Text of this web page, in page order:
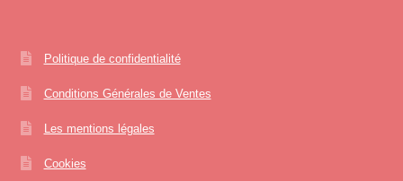
Politique de confidentialité
Conditions Générales de Ventes
Les mentions légales
Cookies